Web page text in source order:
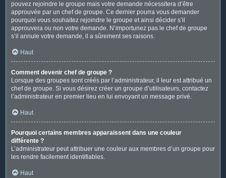
pouvez rejoindre le groupe mais votre demande nécessitera d’être
approuvée par un chef de groupe. Ce dernier pourra vous demander
pourquoi vous souhaitez rejoindre le groupe et ainsi décider s’il
approuvera ou non votre demande. N’importunez pas le chef de groupe
s’il annule votre demande, il a sûrement ses raisons.
Haut
Comment devenir chef de groupe ?
Lorsque des groupes sont créés par l’administrateur, il leur est attribué un
chef de groupe. Si vous désirez créer un groupe d’utilisateurs, contactez
l’administrateur en premier lieu en lui envoyant un message privé.
Haut
Pourquoi certains membres apparaissent dans une couleur
différente ?
L’administrateur peut attribuer une couleur aux membres d’un groupe pour
les rendre facilement identifiables.
Haut